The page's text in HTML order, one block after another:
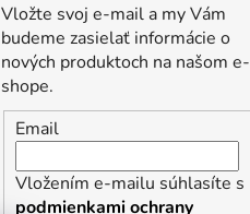
Vložte svoj e-mail a my Vám
budeme zasielať informácie o
nových produktoch na našom e-
shope.
Email
Vložením e-mailu súhlasíte s
podmienkami ochrany